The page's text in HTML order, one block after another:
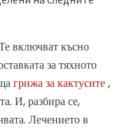
включват късно
за тяхното
грижа за кактусите,
И, разбира се,
Лечението в